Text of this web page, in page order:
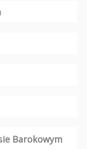
Barokowym